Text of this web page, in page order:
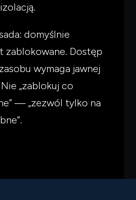
domyślnie
zablokowane. Dostęp
wymaga jawnej
„zablokuj co
— „zezwól tylko na